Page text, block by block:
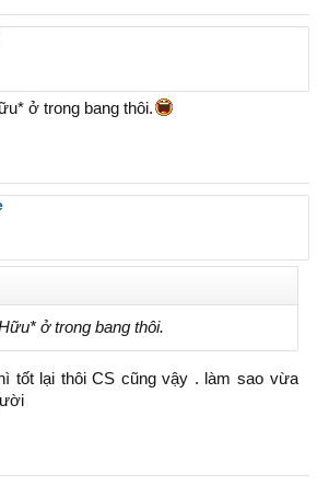
ở trong bang thôi.
ở trong bang thôi.
tốt lại thôi CS cũng vậy . làm sao vừa